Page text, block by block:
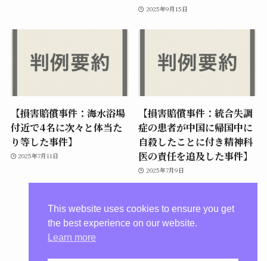
2025年9月15日
【損害賠償事件：海水浴場
付近で4名に次々と体当た
り等した事件】
2025年7月11日
【損害賠償事件：統合失調
症の患者が中国に帰国中に
自殺したことに付き精神科
医の責任を追及した事件】
2025年7月9日
This website uses cookies to ensure you get
the best experience on our website.
Learn more